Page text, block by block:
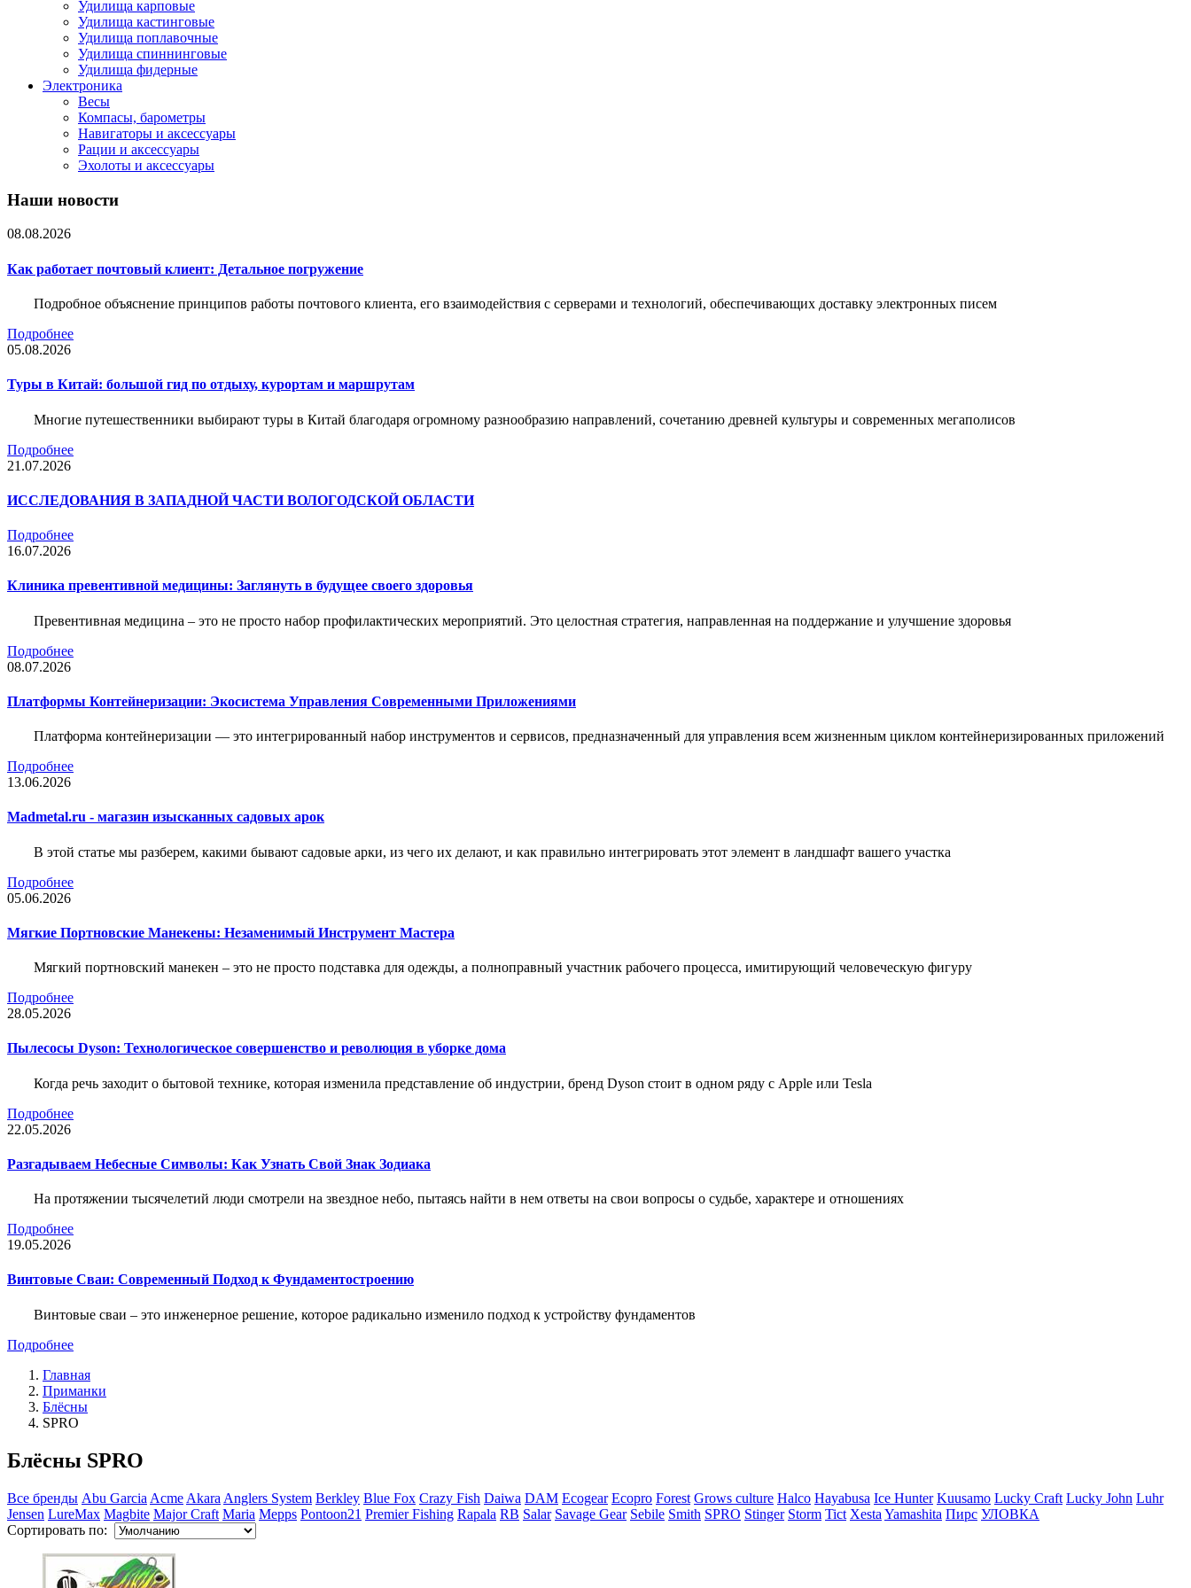
Удилища карповые
Удилища кастинговые
Удилища поплавочные
Удилища спиннинговые
Удилища фидерные
Электроника
Весы
Компасы, барометры
Навигаторы и аксессуары
Рации и аксессуары
Эхолоты и аксессуары
Наши новости
08.08.2026
Как работает почтовый клиент: Детальное погружение
Подробное объяснение принципов работы почтового клиента, его взаимодействия с серверами и технологий, обеспечивающих доставку электронных писем
Подробнее
05.08.2026
Туры в Китай: большой гид по отдыху, курортам и маршрутам
Многие путешественники выбирают туры в Китай благодаря огромному разнообразию направлений, сочетанию древней культуры и современных мегаполисов
Подробнее
21.07.2026
ИССЛЕДОВАНИЯ В ЗАПАДНОЙ ЧАСТИ ВОЛОГОДСКОЙ ОБЛАСТИ
Подробнее
16.07.2026
Клиника превентивной медицины: Заглянуть в будущее своего здоровья
Превентивная медицина – это не просто набор профилактических мероприятий. Это целостная стратегия, направленная на поддержание и улучшение здоровья
Подробнее
08.07.2026
Платформы Контейнеризации: Экосистема Управления Современными Приложениями
Платформа контейнеризации — это интегрированный набор инструментов и сервисов, предназначенный для управления всем жизненным циклом контейнеризированных приложений
Подробнее
13.06.2026
Madmetal.ru - магазин изысканных садовых арок
В этой статье мы разберем, какими бывают садовые арки, из чего их делают, и как правильно интегрировать этот элемент в ландшафт вашего участка
Подробнее
05.06.2026
Мягкие Портновские Манекены: Незаменимый Инструмент Мастера
Мягкий портновский манекен – это не просто подставка для одежды, а полноправный участник рабочего процесса, имитирующий человеческую фигуру
Подробнее
28.05.2026
Пылесосы Dyson: Технологическое совершенство и революция в уборке дома
Когда речь заходит о бытовой технике, которая изменила представление об индустрии, бренд Dyson стоит в одном ряду с Apple или Tesla
Подробнее
22.05.2026
Разгадываем Небесные Символы: Как Узнать Свой Знак Зодиака
На протяжении тысячелетий люди смотрели на звездное небо, пытаясь найти в нем ответы на свои вопросы о судьбе, характере и отношениях
Подробнее
19.05.2026
Винтовые Сваи: Современный Подход к Фундаментостроению
Винтовые сваи – это инженерное решение, которое радикально изменило подход к устройству фундаментов
Подробнее
Главная
Приманки
Блёсны
SPRO
Блёсны SPRO
Все бренды Abu Garcia Acme Akara Anglers System Berkley Blue Fox Crazy Fish Daiwa DAM Ecogear Ecopro Forest Grows culture Halco Hayabusa Ice Hunter Kuusamo Lucky Craft Lucky John Luhr
Jensen LureMax Magbite Major Craft Maria Mepps Pontoon21 Premier Fishing Rapala RB Salar Savage Gear Sebile Smith SPRO Stinger Storm Tict Xesta Yamashita Пирс УЛОВКА
Сортировать по: